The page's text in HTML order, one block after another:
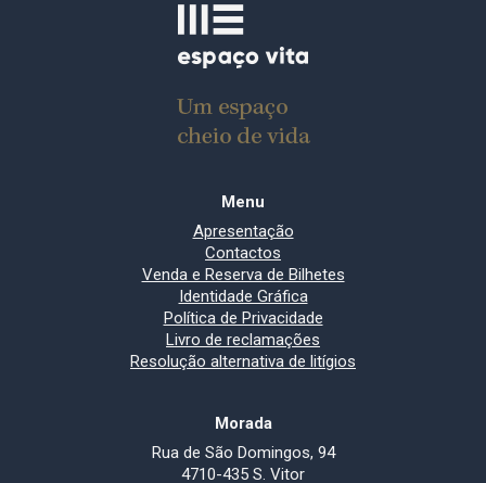
Menu
Apresentação
Contactos
Venda e Reserva de Bilhetes
Identidade Gráfica
Política de Privacidade
Livro de reclamações
Resolução alternativa de litígios
Morada
Rua de São Domingos, 94
4710-435 S. Vitor